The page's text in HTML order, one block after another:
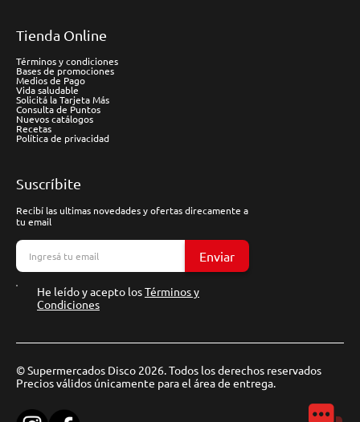
Tienda Online
Términos y condiciones
Bases de promociones
Medios de Pago
Vida saludable
Solicitá la Tarjeta Más
Consulta de Puntos
Nuevos catálogos
Recetas
Política de privacidad
Suscríbite
Recibí las ultimas novedades y ofertas direcamente a
tu email
Enviar
He leído y acepto losTérminos y
Condiciones
© Supermercados Disco 2026. Todos los derechos reservados
Precios válidos únicamente para el área de entrega.